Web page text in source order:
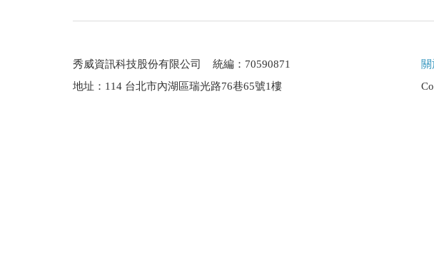
秀威資訊科技股份有限公司 統編：70590871
地址：114 台北市內湖區瑞光路76巷65號1樓
關